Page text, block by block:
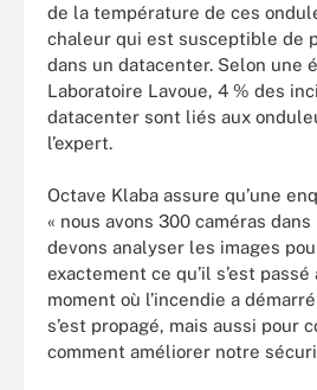
de la température de ces
chaleur qui est susceptible de
dans un datacenter. Selon une
Laboratoire Lavoue, 4 % des
datacenter sont liés aux
l’expert.
Octave Klaba assure qu’une
« nous avons 300 caméras
devons analyser les images
exactement ce qu’il s’est passé
moment où l’incendie a
s’est propagé, mais aussi pour
comment améliorer notre